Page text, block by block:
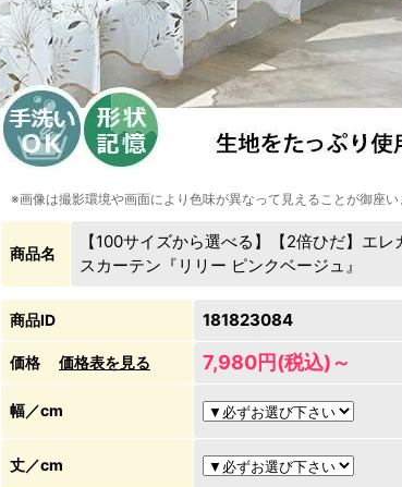
※画像は撮影環境や画面により色味が異なって見えることが御座
商品名
【100サイズから選べる】【2倍ひだ】エ
スカーテン『リリー ピンクベージュ』
商品ID 181823084
価格 価格表を見る 7,980円(税込)～
幅／cm
丈／cm